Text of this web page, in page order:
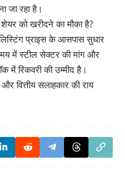
जा रहा है।
को खरीदने का मौका है?
लिस्टिंग प्राइस के आसपास सुधार
में स्टील सेक्टर की मांग और
में रिकवरी की उम्मीद है।
वित्तीय सलाहकार की राय